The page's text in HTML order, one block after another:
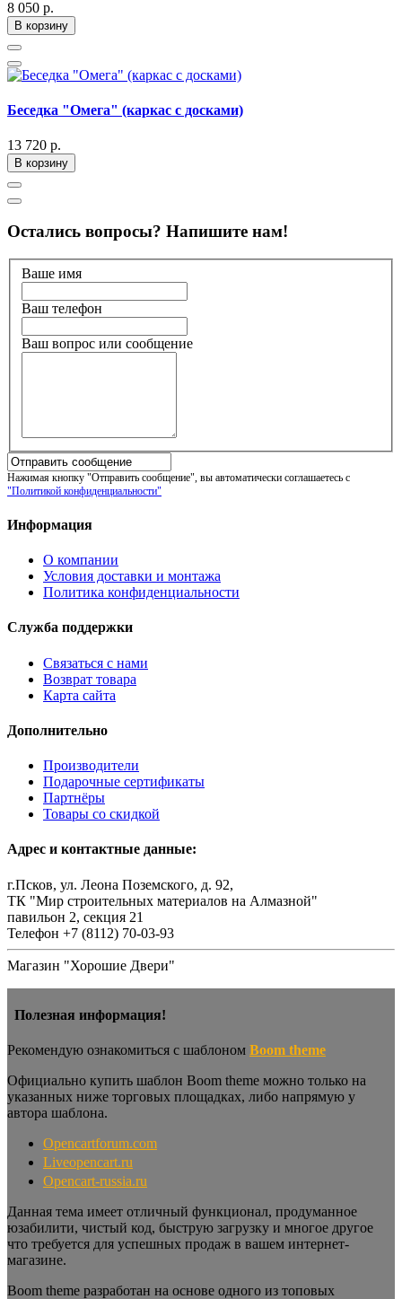
8 050 р.
В корзину
Беседка "Омега" (каркас с досками)
13 720 р.
В корзину
Остались вопросы? Напишите нам!
Ваше имя
Ваш телефон
Ваш вопрос или сообщение
Нажимая кнопку "Отправить сообщение", вы автоматически соглашаетесь с
"Политикой конфиденциальности"
Информация
О компании
Условия доставки и монтажа
Политика конфиденциальности
Служба поддержки
Связаться с нами
Возврат товара
Карта сайта
Дополнительно
Производители
Подарочные сертификаты
Партнёры
Товары со скидкой
Адрес и контактные данные:
г.Псков, ул. Леона Поземского, д. 92,
ТК "Мир строительных материалов на Алмазной"
павильон 2, секция 21
Телефон +7 (8112) 70-03-93
Магазин "Хорошие Двери"
Полезная информация!
Рекомендую ознакомиться с шаблоном Boom theme
Официально купить шаблон Boom theme можно только на
указанных ниже торговых площадках, либо напрямую у
автора шаблона.
Opencartforum.com
Liveopencart.ru
Opencart-russia.ru
Данная тема имеет отличный функционал, продуманное
юзабилити, чистый код, быструю загрузку и многое другое
что требуется для успешных продаж в вашем интернет-
магазине.
Boom theme разработан на основе одного из топовых